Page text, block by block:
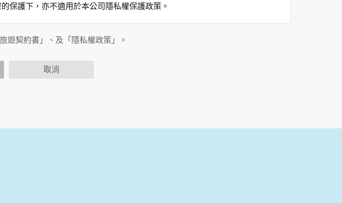
保護下，亦不適用於本公司隱私權保護政策。
圍如下：
用時間、使用的瀏覽器、瀏覽及點選資料記錄等，做為我們增進網站服務的
郵件、出生日期、性別、行業等相關資料，當您註冊成功，並登入使用我們的
括您使用連線設備的 IP 位址、使用時間、使用的瀏覽器、瀏覽及點選資料紀
部所瀏覽的網頁，除非您願意告知您的個人資料，否則本網站不會也無法將此
可能蒐集您個人的資料。對於您主動提供的個人資訊，這些廣告廠商、或連結
本公司不負任何連帶責任。
遊契約書」、及「隱私權政策」。
取消